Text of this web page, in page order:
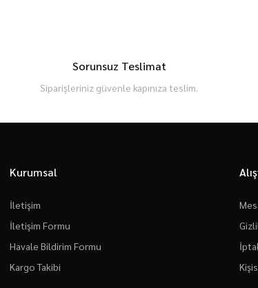
Sorunsuz Teslimat
Siparişleriniz güvenle kapınıza teslim.
Kurumsal
İletişim
İletişim Formu
Havale Bildirim Formu
Kargo Takibi